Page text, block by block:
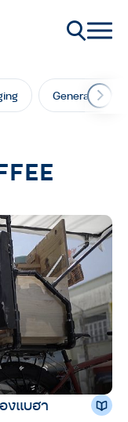
Generation
งแบฮา